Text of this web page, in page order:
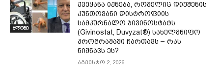
ბლოგი
ქვეყანა იქნება, რომელიც დიუშენის
კუნთოვანი დისტროფიის
სამკურნალო ჯივინოსტატს
(Givinostat, Duvyzat®) სახელმწიფო
პროგრამაში ჩართავს – რას
ნიშნავს ეს?
აგვისტო 2, 2026